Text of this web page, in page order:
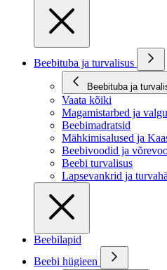
Beebituba ja turvalisus
Beebituba ja
Vaata kõiki
Magamistarbed ja
Beebimadratsid
Mähkimisalused ja
Beebivoodid ja
Beebi turvalisus
Lapsevankrid ja
Beebilapid
Beebi hügieen